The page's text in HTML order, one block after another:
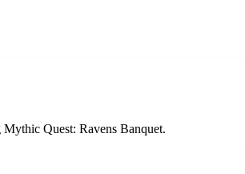
Quest: Ravens Banquet.